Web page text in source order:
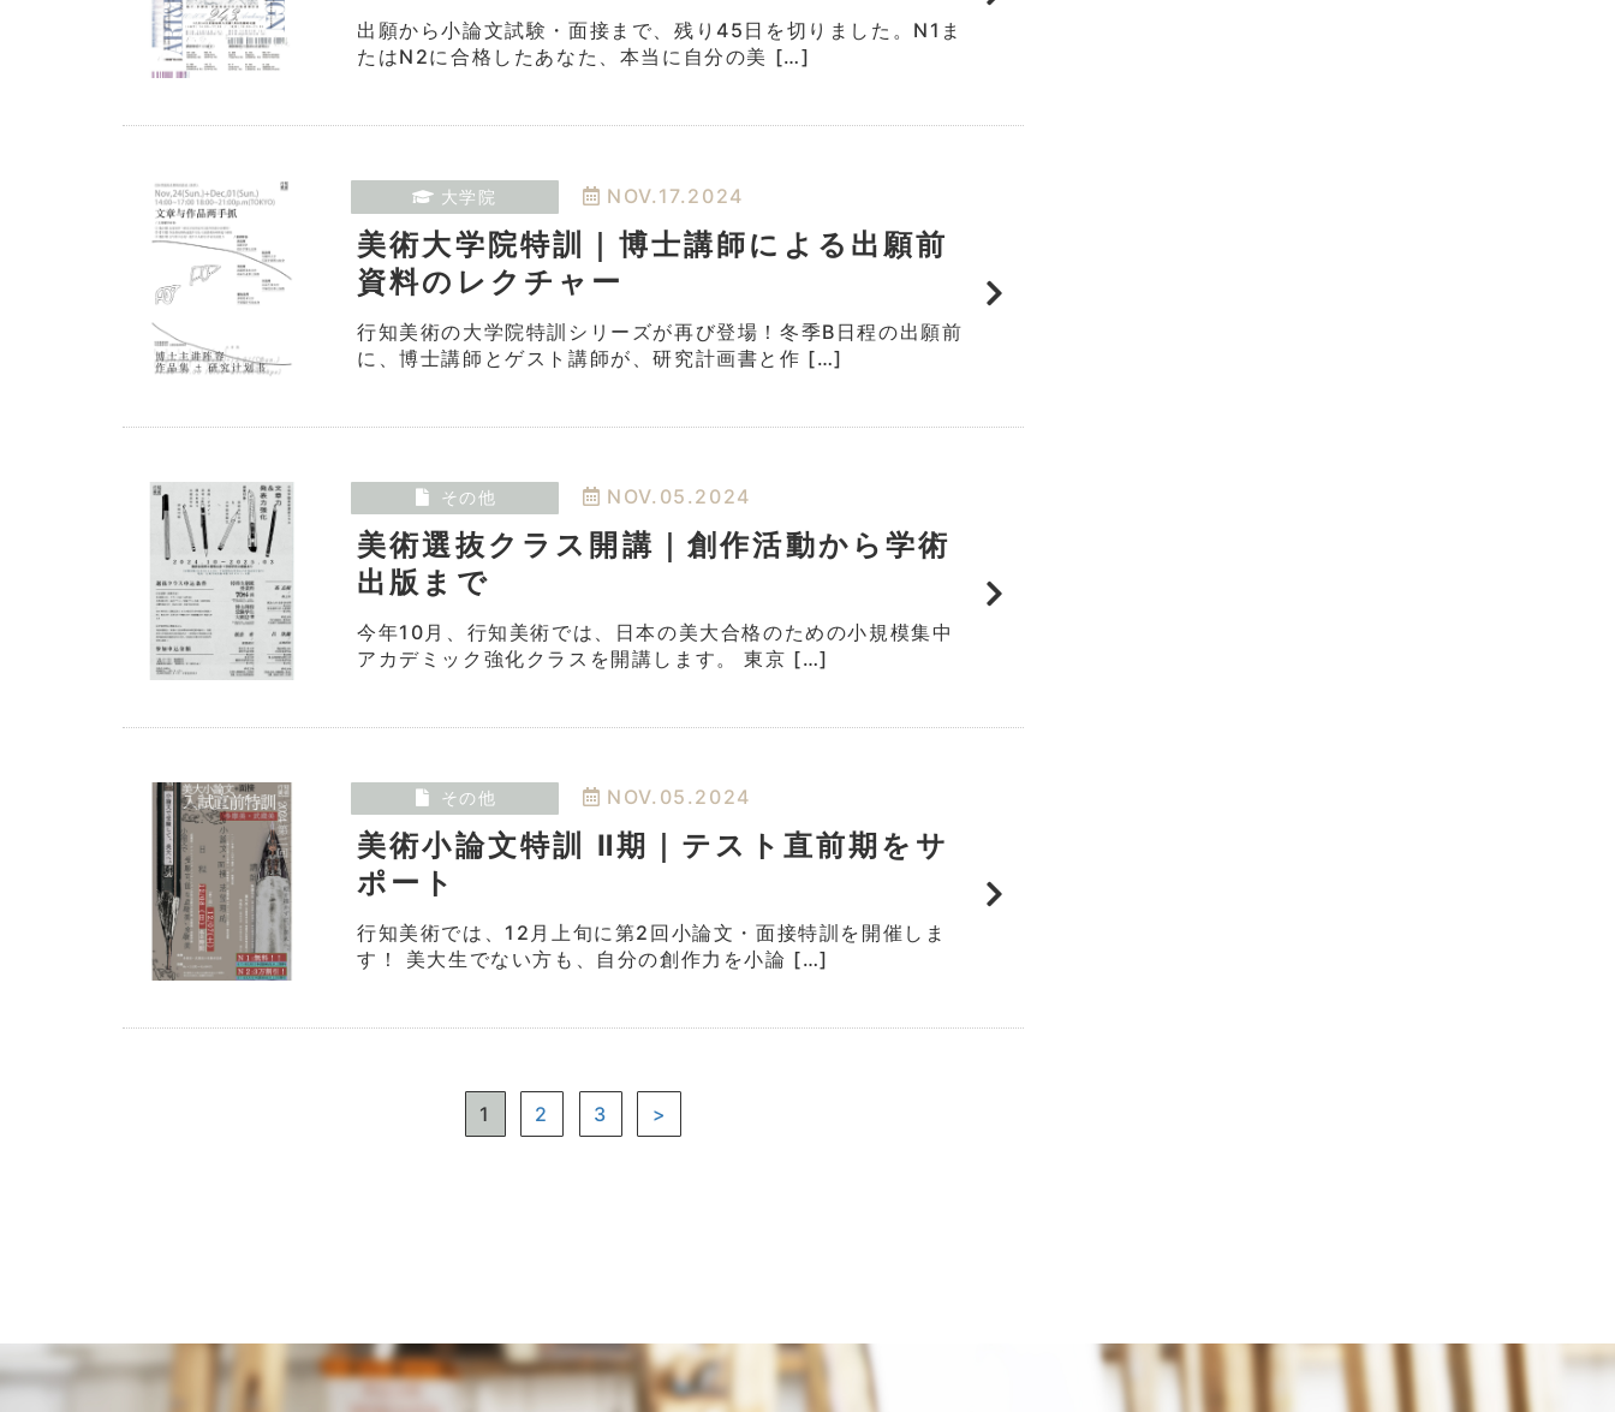
出願から小論文試験・面接まで、残り45日を切りました。N1ま
たはN2に合格したあなた、本当に自分の美 […]
大学院 NOV.17.2024
美術大学院特訓｜博士講師による出願前
資料のレクチャー
行知美術の大学院特訓シリーズが再び登場！冬季B日程の出願前
に、博士講師とゲスト講師が、研究計画書と作 […]
その他 NOV.05.2024
美術選抜クラス開講｜創作活動から学術
出版まで
今年10月、行知美術では、日本の美大合格のための小規模集中
アカデミック強化クラスを開講します。 東京 […]
その他 NOV.05.2024
美術小論文特訓 Ⅱ期｜テスト直前期をサ
ポート
行知美術では、12月上旬に第2回小論文・面接特訓を開催しま
す！ 美大生でない方も、自分の創作力を小論 […]
1 2 3 >